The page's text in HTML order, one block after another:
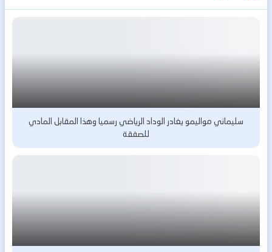
سليماني مواليمو يغادر الوداد الرياضي رسميا وهذا المقابل المادي
للصفقة